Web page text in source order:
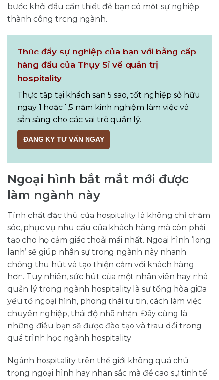
bước khởi đầu cần thiết để bạn có một sự nghiệp
thành công trong ngành.
Thúc đẩy sự nghiệp của bạn với bằng cấp
hàng đầu của Thụy Sĩ về quản trị
hospitality
Thực tập tại khách sạn 5 sao, tốt nghiệp sở hữu
ngay 1 hoặc 1,5 năm kinh nghiệm làm việc và
sẵn sàng cho các vai trò quản lý.
ĐĂNG KÝ TƯ VẤN NGAY
Ngoại hình bắt mắt mới được
làm ngành này
Tính chất đặc thù của hospitality là không chỉ chăm
sóc, phục vụ nhu cầu của khách hàng mà còn phải
tạo cho họ cảm giác thoải mái nhất. Ngoại hình ‘long
lanh’ sẽ giúp nhân sự trong ngành này nhanh
chóng thu hút và tạo thiện cảm với khách hàng
hơn. Tuy nhiên, sức hút của một nhân viên hay nhà
quản lý trong ngành hospitality là sự tổng hòa giữa
yếu tố ngoại hình, phong thái tự tin, cách làm việc
chuyên nghiệp, thái độ nhã nhặn. Đây cũng là
những điều bạn sẽ được đào tạo và trau dồi trong
quá trình học ngành hospitality.
Ngành hospitality trên thế giới không quá chú
trọng ngoại hình hay nhan sắc mà đề cao sự tinh tế